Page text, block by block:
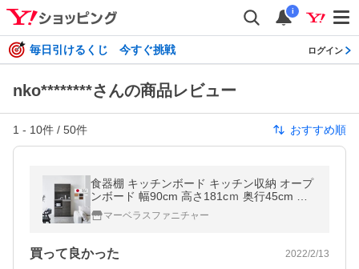
i
毎日引けるくじ 今すぐ挑戦 ログイン
nko********さんの商品レビュー
1 - 10件 / 50件 おすすめ順
食器棚 キッチンボード キッチン収納 オープ
ンボード 幅90cm 高さ181cｍ 奥行45cm モ
イス取付可 扉 引出 ソフトクローズ取付可 レ
ンジ台 完成品 ( セル 90 )
マーベラスファニチャー
買って良かった 2022/2/13